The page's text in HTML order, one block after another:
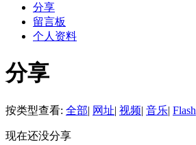
分享
留言板
个人资料
分享
按类型查看: 全部| 网址| 视频| 音乐| Flash
现在还没分享